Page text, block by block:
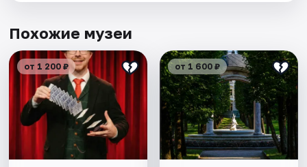
Похожие музеи
от 1 200 ₽ от 1 600 ₽